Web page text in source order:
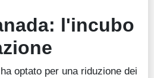
l'incubo
optato per una riduzione dei